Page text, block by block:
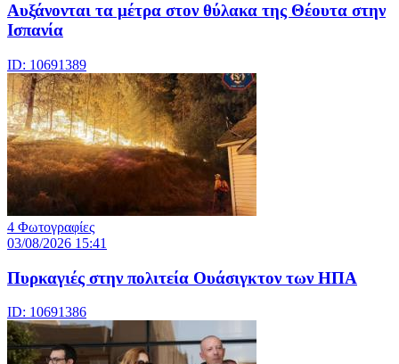
Αυξάνονται τα μέτρα στον θύλακα της Θέουτα στην
Ισπανία
ID: 10691389
4 Φωτογραφίες
03/08/2026 15:41
Πυρκαγιές στην πολιτεία Ουάσιγκτον των ΗΠΑ
ID: 10691386